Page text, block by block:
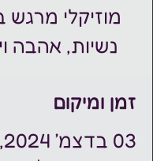
מוזיקלי
נשיות, אהבה
זמן ומיקום
03 בדצמ׳ 2024, 20:00